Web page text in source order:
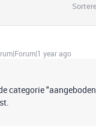
year ago
categorie